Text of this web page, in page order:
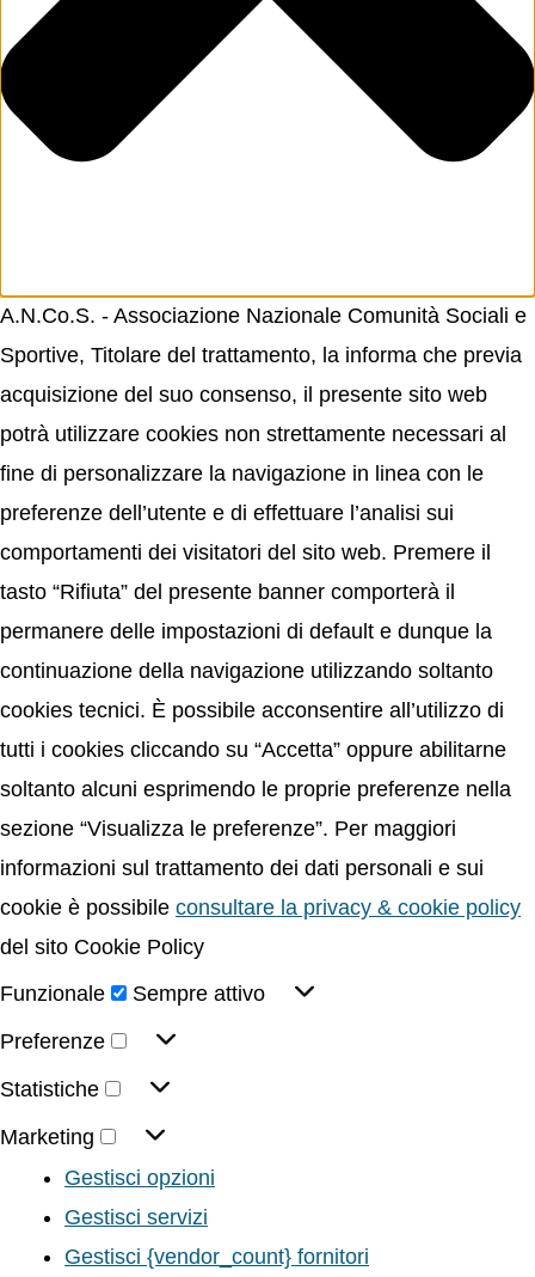
A.N.Co.S. - Associazione Nazionale Comunità Sociali e
Sportive, Titolare del trattamento, la informa che previa
acquisizione del suo consenso, il presente sito web
potrà utilizzare cookies non strettamente necessari al
fine di personalizzare la navigazione in linea con le
preferenze dell’utente e di effettuare l’analisi sui
comportamenti dei visitatori del sito web. Premere il
tasto “Rifiuta” del presente banner comporterà il
permanere delle impostazioni di default e dunque la
continuazione della navigazione utilizzando soltanto
cookies tecnici. È possibile acconsentire all’utilizzo di
tutti i cookies cliccando su “Accetta” oppure abilitarne
soltanto alcuni esprimendo le proprie preferenze nella
sezione “Visualizza le preferenze”. Per maggiori
informazioni sul trattamento dei dati personali e sui
cookie è possibile consultare la privacy & cookie policy
del sito Cookie Policy
Funzionale
Sempre attivo
Preferenze
Statistiche
Marketing
Gestisci opzioni
Gestisci servizi
Gestisci {vendor_count} fornitori